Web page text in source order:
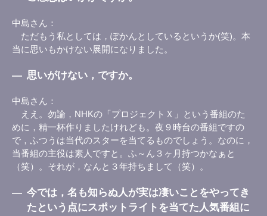
中島さん
ただもう私としては，ぽかんとしているというか(笑)。本
当に思いもかけない展開になりました。
― 思いがけない，ですか。
中島さん
ええ。勿論，NHKの「プロジェクトＸ」という番組のた
めに，精一杯作りましたけれども。夜９時台の番組ですの
で，ふつうは当代のスターを当てるものでしょう。なのに，
当番組の主役は素人ですと。ふ～ん３ヶ月持つかなぁと
（笑）。それが，なんと３年持ちまして（笑）。
― 今では，名も知らぬ人が実は凄いことをやってき
たという点にスポットライトを当てた人気番組に